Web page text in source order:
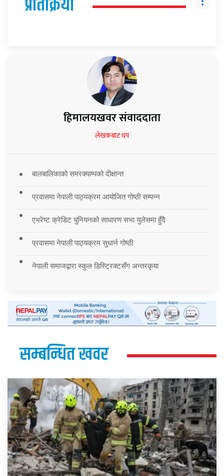
हिमालयखवर संवाददाता
लेखकबाट थप
बालबालिकाको समरक्याम्पको दीक्षान्त
प्रवासमा नेपाली पाठ्यक्रम आयोजित गोष्ठी सम्पन्न
एभरेष्ट क्रेडिट युनियनको साधारण सभा युलेसमा हुँदै
प्रवासमा नेपाली पाठ्यक्रम सुधार्न गोष्ठी
नेपाली समाजद्वारा स्कुल डिस्ट्रिक्टसँग अन्तरकृया
सम्बन्धित खवर